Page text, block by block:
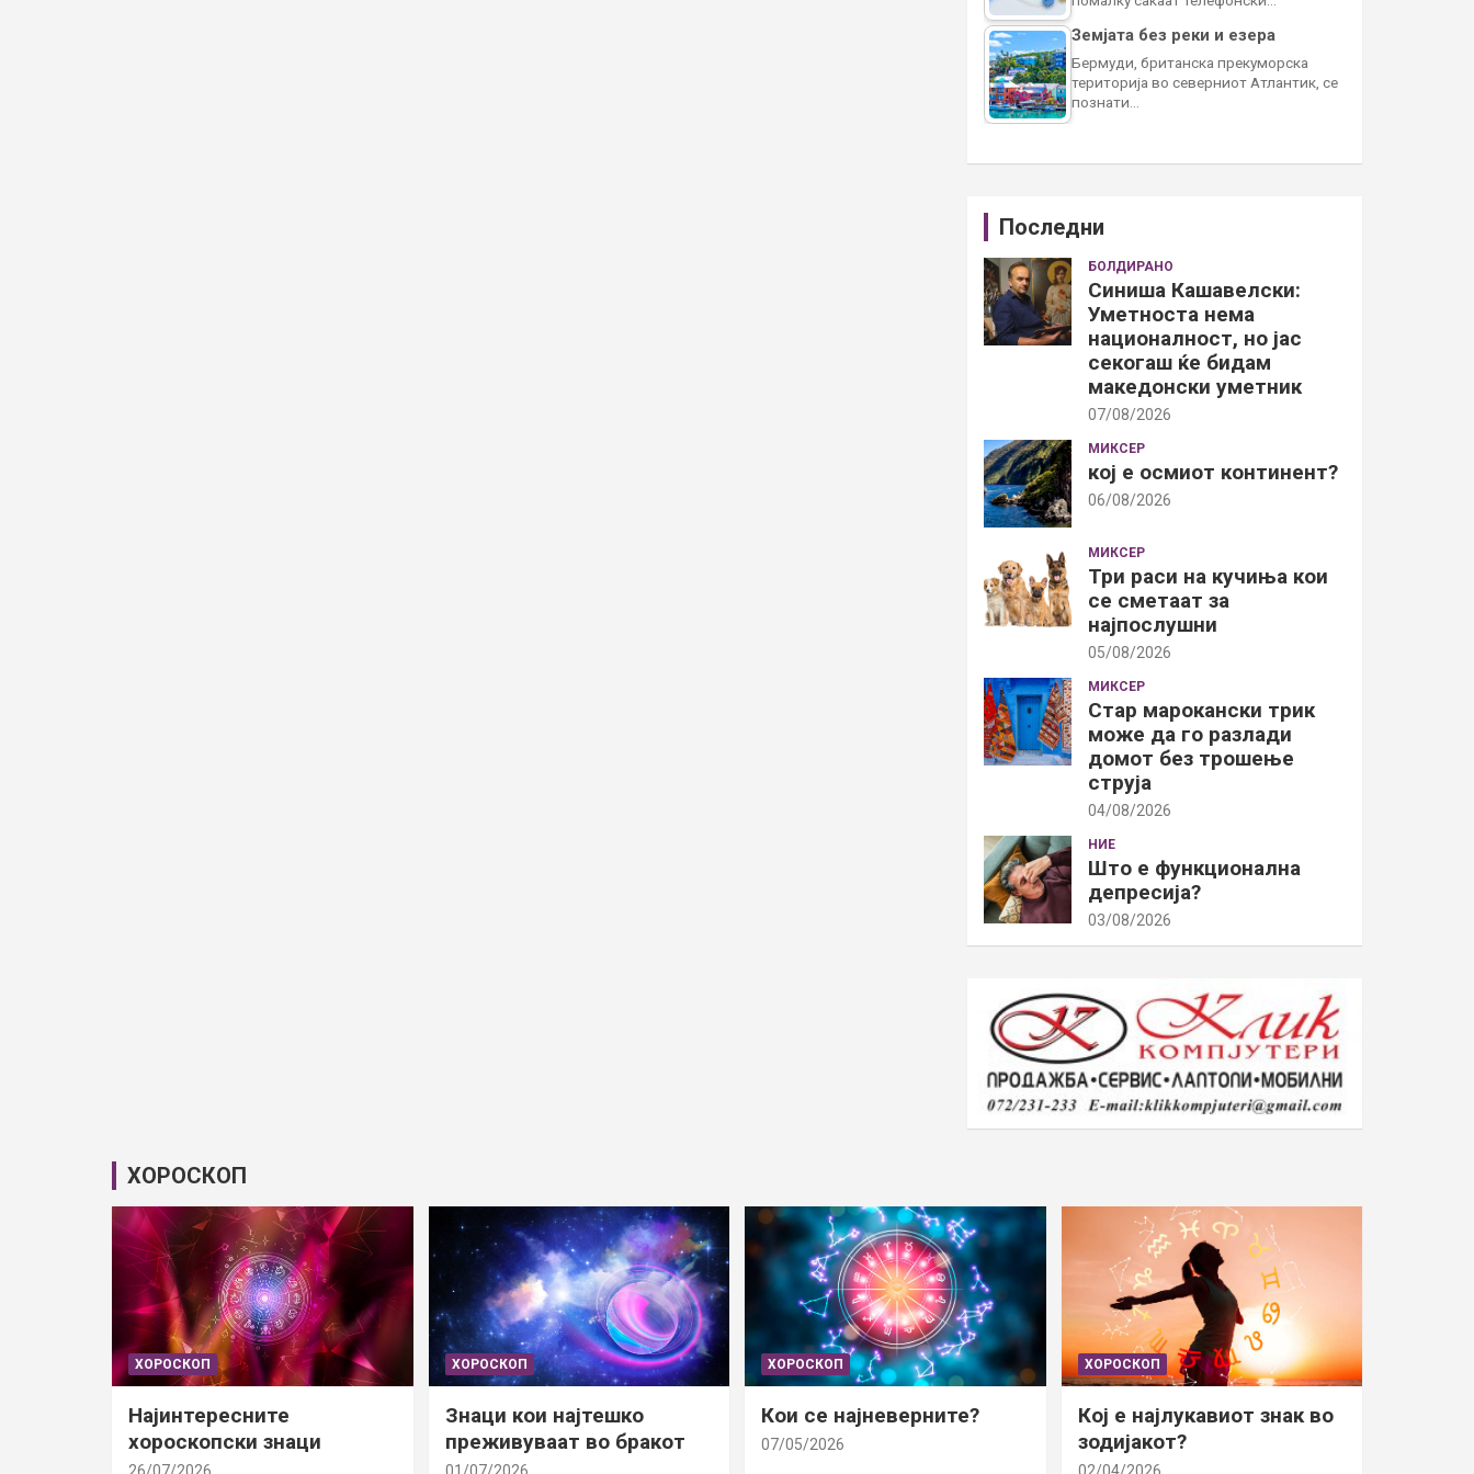
Земјата без реки и езера
Бермуди, британска прекуморска
територија во северниот Атлантик, се
познати…
Последни
БОЛДИРАНО
Синиша Кашавелски:
Уметноста нема
националност, но јас
секогаш ќе бидам
македонски уметник
07/08/2026
МИКСЕР
кој е осмиот континент?
06/08/2026
МИКСЕР
Три раси на кучиња кои
се сметаат за
најпослушни
05/08/2026
МИКСЕР
Стар марокански трик
може да го разлади
домот без трошење
струја
04/08/2026
НИЕ
Што е функционална
депресија?
03/08/2026
ХОРОСКОП
ХОРОСКОП
Најинтересните
хороскопски знаци
ХОРОСКОП
Знаци кои најтешко
преживуваат во бракот
ХОРОСКОП
Кои се најневерните?
07/05/2026
ХОРОСКОП
Кој е најлукавиот знак во
зодијакот?